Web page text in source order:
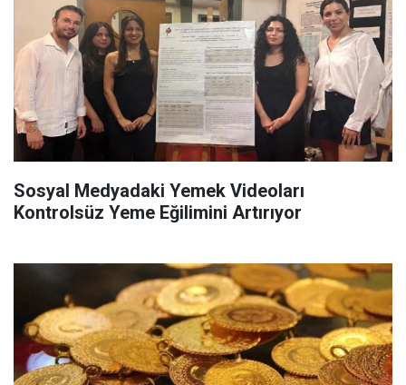
Sosyal Medyadaki Yemek Videoları
Kontrolsüz Yeme Eğilimini Artırıyor